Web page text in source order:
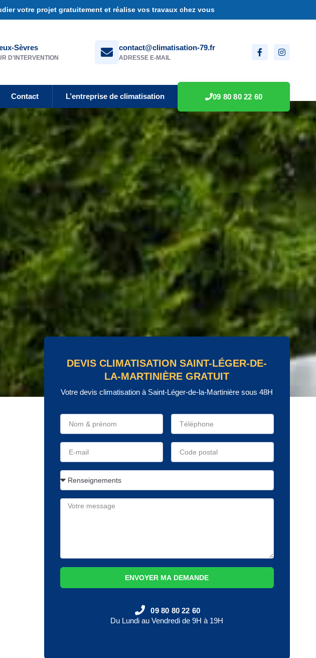
votre projet gratuitement et réalise vos travaux chez vous
Sèvres
D'INTERVENTION
contact@climatisation-79.fr
ADRESSE E-MAIL
Contact L’entreprise de climatisation 09 80 80 22 60
DEVIS CLIMATISATION SAINT-LÉGER-DE-
LA-MARTINIÈRE GRATUIT
Votre devis climatisation à Saint-Léger-de-la-Martinière sous 48H
ENVOYER MA DEMANDE
09 80 80 22 60
Du Lundi au Vendredi de 9H à 19H